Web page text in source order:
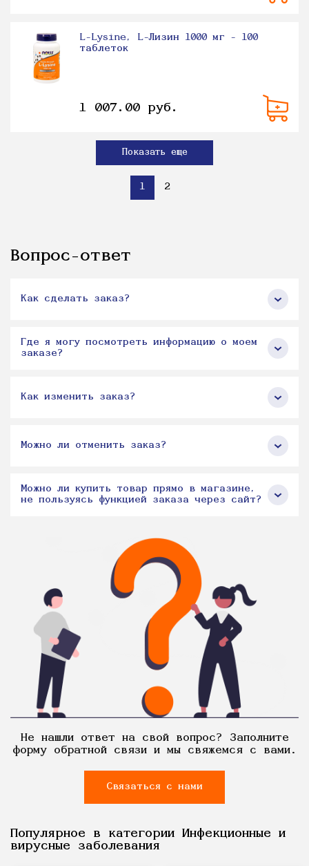
L-Lysine, L-Лизин 1000 мг - 100
таблеток
1 007.00 руб.
Показать еще
1 2
Вопрос-ответ
Как сделать заказ?
Где я могу посмотреть информацию о моем
заказе?
Как изменить заказ?
Можно ли отменить заказ?
Можно ли купить товар прямо в магазине,
не пользуясь функцией заказа через сайт?
Не нашли ответ на свой вопрос? Заполните
форму обратной связи и мы свяжемся с вами.
Связаться с нами
Популярное в категории Инфекционные и
вирусные заболевания